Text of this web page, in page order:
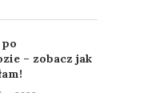
– zobacz jak